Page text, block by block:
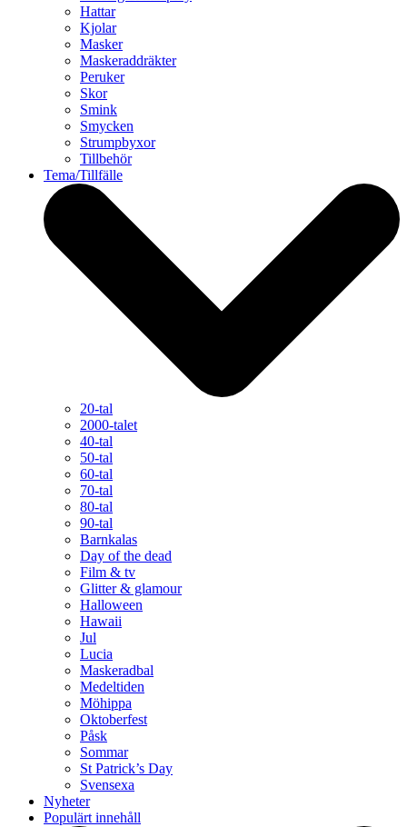
Hattar
Kjolar
Masker
Maskeraddräkter
Peruker
Skor
Smink
Smycken
Strumpbyxor
Tillbehör
Tema/Tillfälle
20-tal
2000-talet
40-tal
50-tal
60-tal
70-tal
80-tal
90-tal
Barnkalas
Day of the dead
Film & tv
Glitter & glamour
Halloween
Hawaii
Jul
Lucia
Maskeradbal
Medeltiden
Möhippa
Oktoberfest
Påsk
Sommar
St Patrick’s Day
Svensexa
Nyheter
Populärt innehåll